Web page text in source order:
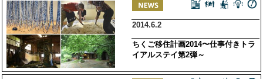
2014.6.2
ちくご移住計画2014〜仕事付きトラ
イアルステイ第2弾～